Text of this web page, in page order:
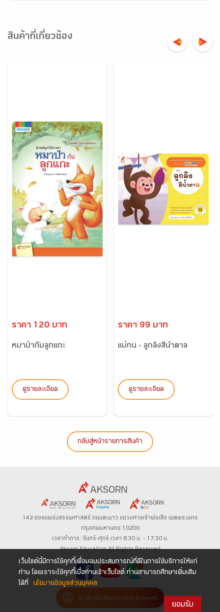
สินค้าที่เกี่ยวข้อง
ราคา 120 บาท
หมาป่ากับลูกแกะ
ดูรายละเอียด
ราคา 99 บาท
แม่กน - ลูกลิงสีน้ำตาล
ดูรายละเอียด
กลับสู่หน้ารายการสินค้า
142 ซอยแพร่งสรรพศาสตร์ ถนนตะนาว แขวงศาลเจ้าพ่อเสือ เขตพระนคร
กรุงเทพมหานคร 10200
เวลาทำการ: จันทร์-ศุกร์ เวลา 8.30 น. – 17.30 น.
Aksorn Education All Rights Reserved
เข้าสู่ระบบ Aksorn One Account
เว็บไซต์นี้มีการใช้คุกกี้เพื่อมอบประสบการณ์ที่ดีในการใช้บริการให้แก่
ท่าน โดยเราจะใช้คุกกี้เมื่อท่านเข้าเว็บไซต์ ท่านสามารถศึกษาเพิ่มเติม
ได้ที่
นโยบายข้อมูลส่วนบุคคล
ยอมรับ